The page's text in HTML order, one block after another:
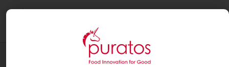
INSCRIPTION STAGE - LYON